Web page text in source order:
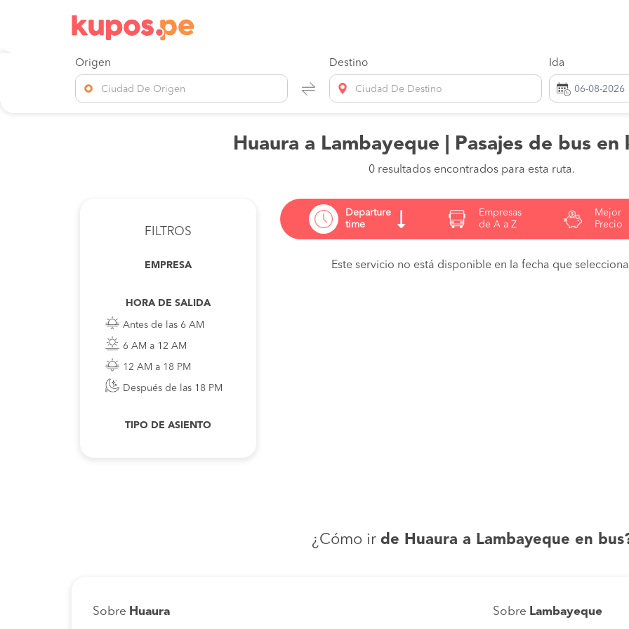
Origen
Ciudad De Origen
Destino
Ciudad De Destino
Ida
Huaura a Lambayeque | Pasajes de bus en
0 resultados encontrados para esta ruta.
FILTROS
EMPRESA
HORA DE SALIDA
Antes de las 6 AM
6 AM a 12 AM
12 AM a 18 PM
Después de las 18 PM
TIPO DE ASIENTO
Departure
time
Empresas
de A a Z
Mejor
Precio
Este servicio no está disponible en la fecha que
¿Cómo ir de Huaura a Lambayeque en
Sobre Huaura Sobre Lambayeque